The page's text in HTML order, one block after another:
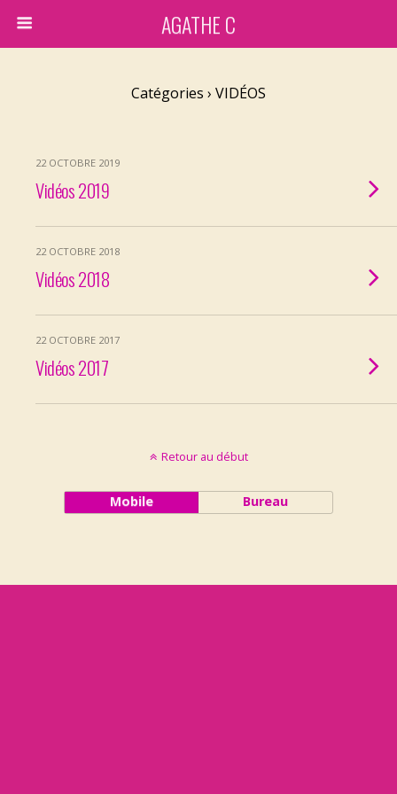
AGATHE C
Catégories › VIDÉOS
22 OCTOBRE 2019
Vidéos 2019
22 OCTOBRE 2018
Vidéos 2018
22 OCTOBRE 2017
Vidéos 2017
Retour au début
Mobile Bureau